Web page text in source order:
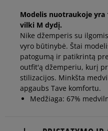
XXL
Pranešti
Modelis nuotraukoje yra
vilki M dydį.
Nike džemperis su
vyro būtinybė. Štai
patogumą ir patikrintą
outfit'ą džemperiu, kurį
stilizacijos. Minkšta
apgaubs Tave komfortu.
Medžiaga: 67%